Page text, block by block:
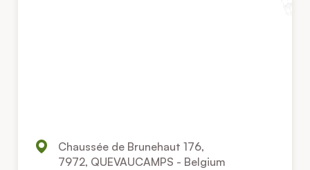
Chaussée de Brunehaut 176,
7972, QUEVAUCAMPS - Belgium